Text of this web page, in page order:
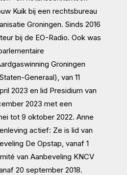
Kuik bij een rechtsbureau
Groningen. Sinds 2016
bij de EO-Radio. Ook was
Groningen
Generaal), van 11
2023 en lid Presidium van
2023 met een
tot 9 oktober 2022. Anne
actief: Ze is lid van
De Opstap, vanaf 1
van Aanbeveling KNCV
20 september 2018.